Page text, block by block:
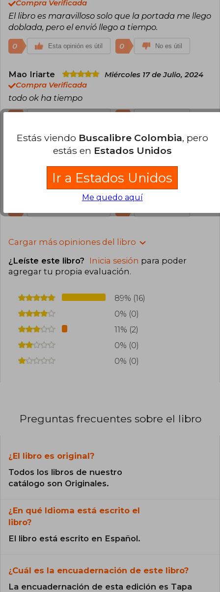
Compra Verificada
El libro es maravilloso solo que la portada me llego
doblada, pero el envió llego a tiempo.
0 Esta opinión es útil 0 No es útil
Mao Iriarte
Miércoles 17 de Julio, 2024
Compra Verificada
todo ok ha tiempo
Javier Carrasco Rojas
Martes 29 de
Agosto, 2023
Compra Verificada
Mi madre encantada ya a comprado 8 ,9 y a
esperar el 10 a ver si no tarda mucho gracias
Cargar más opiniones del libro
¿Leíste este libro? Inicia sesión para poder
agregar tu propia evaluación.
89% (16)
0% (0)
11% (2)
0% (0)
0% (0)
Preguntas frecuentes sobre el libro
¿El libro es original?
Todos los libros de nuestro
catálogo son Originales.
¿En qué Idioma está escrito el
libro?
El libro está escrito en Español.
¿Cuál es la encuadernación de este libro?
La encuadernación de esta edición es Tapa
Estás viendo Buscalibre Colombia, pero
estás en Estados Unidos
Ir a Estados Unidos
Me quedo aquí